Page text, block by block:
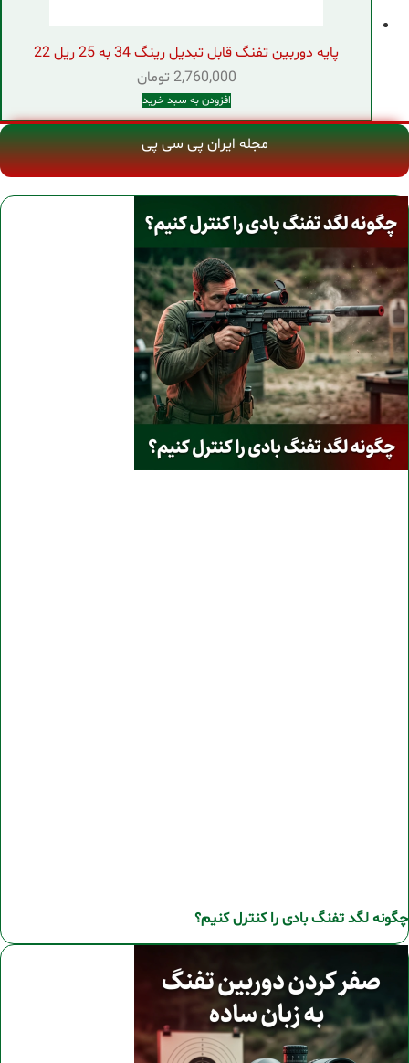
پایه دوربین تفنگ قابل تبدیل رینگ 34 به 25 ریل 22
2,760,000 تومان
افزودن به سبد خرید
مجله ایران پی سی پی
چگونه لگد تفنگ بادی را کنترل کنیم؟